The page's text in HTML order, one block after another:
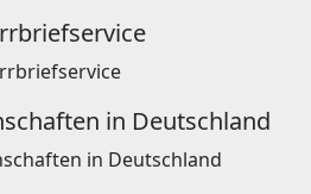
in Deutschland